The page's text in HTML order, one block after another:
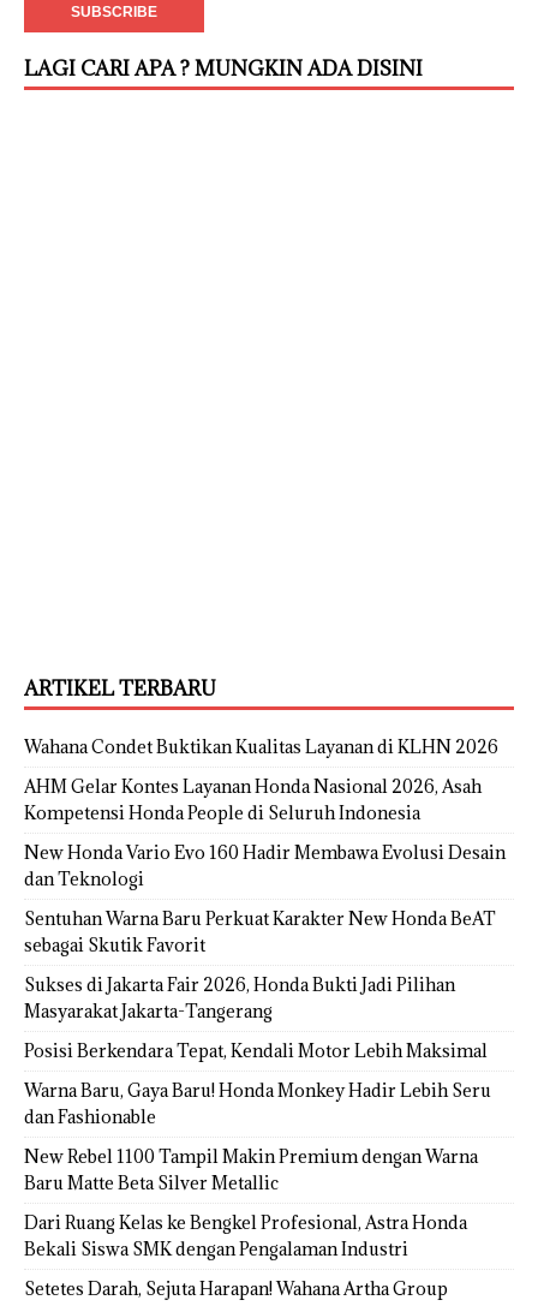
LAGI CARI APA ? MUNGKIN ADA DISINI
ARTIKEL TERBARU
Wahana Condet Buktikan Kualitas Layanan di KLHN 2026
AHM Gelar Kontes Layanan Honda Nasional 2026, Asah
Kompetensi Honda People di Seluruh Indonesia
New Honda Vario Evo 160 Hadir Membawa Evolusi Desain
dan Teknologi
Sentuhan Warna Baru Perkuat Karakter New Honda BeAT
sebagai Skutik Favorit
Sukses di Jakarta Fair 2026, Honda Bukti Jadi Pilihan
Masyarakat Jakarta-Tangerang
Posisi Berkendara Tepat, Kendali Motor Lebih Maksimal
Warna Baru, Gaya Baru! Honda Monkey Hadir Lebih Seru
dan Fashionable
New Rebel 1100 Tampil Makin Premium dengan Warna
Baru Matte Beta Silver Metallic
Dari Ruang Kelas ke Bengkel Profesional, Astra Honda
Bekali Siswa SMK dengan Pengalaman Industri
Setetes Darah, Sejuta Harapan! Wahana Artha Group